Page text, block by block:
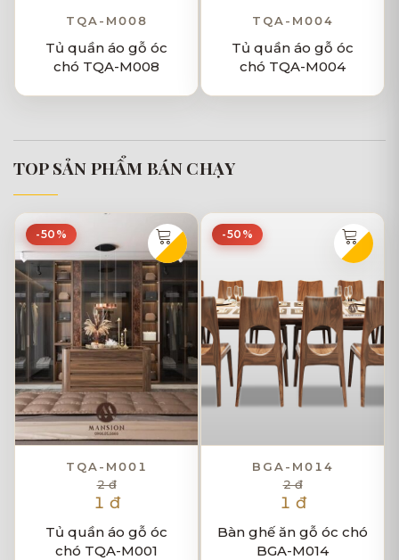
TQA-M008
Tủ quần áo gỗ óc
chó TQA-M008
TQA-M004
Tủ quần áo gỗ óc
chó TQA-M004
TOP SẢN PHẨM BÁN CHẠY
-50%
TQA-M001
2 đ
1 đ
Tủ quần áo gỗ óc
chó TQA-M001
-50%
BGA-M014
2 đ
1 đ
Bàn ghế ăn gỗ óc chó
BGA-M014